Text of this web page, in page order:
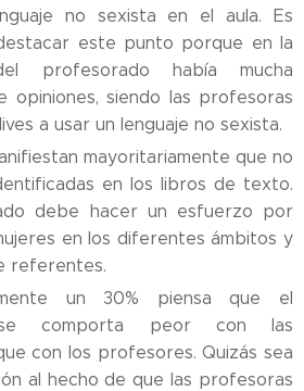
no sexista en el aula. Es
este punto porque en la
profesorado había mucha
opiniones, siendo las profesoras
a usar un lenguaje no sexista.
mayoritariamente que no
en los libros de texto.
debe hacer un esfuerzo por
en los diferentes ámbitos y
referentes.
un 30% piensa que el
se comporta peor con las
con los profesores. Quizás sea
al hecho de que las profesoras